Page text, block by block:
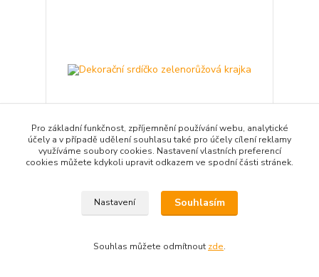
59,00 Kč/bal
Pro základní funkčnost, zpříjemnění používání webu, analytické
účely a v případě udělení souhlasu také pro účely cílení reklamy
využíváme soubory cookies. Nastavení vlastních preferencí
cookies můžete kdykoli upravit odkazem ve spodní části stránek.
Nastavení Souhlasím
Souhlas můžete odmítnout zde.